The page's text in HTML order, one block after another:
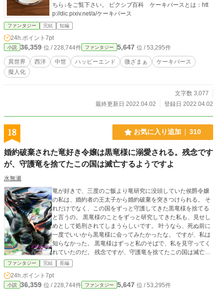
ちら↓をご覧下さい。 ピクシブ百科 ケーキバースとは：htt
p://dic.pixiv.net/a/ケーキバース
ファンタジー 完結 短編
24h.ポイント 7pt
小説 36,359 位 / 228,744件 ファンタジー 5,647 位 / 53,295件
異世界 西洋 中世 ハッピーエンド 微ざまぁ
ケーキバース
擬人化
文字数 3,077
最終更新日 2022.04.02
登録日 2022.04.02
18 お気に入り追加 310
婚約破棄された竜好き令嬢は黒竜様に溺愛される。残念です
が、守護竜を捨てたこの国は滅亡するようですよ
水無瀬
竜が好きで、三度のご飯より竜研究に没頭していた侯爵令嬢
の私は、婚約者の王太子から婚約破棄を突きつけられる。 そ
れだけでなく、この国をずっと守護してきた黒竜様を捨てる
と言うの。 黒竜様のことをずっと研究してきた私も、見せし
めとして処刑されてしまうらしいです。 叶うなら、死ぬ前に
一度でいいから黒竜様に会ってみたかったな。 ですが、私は
知らなかった。 黒竜様はずっと私のそばで、私を見守ってく
れていたのだ。 残念ですが、守護竜を捨てたこの国は滅亡す
るようですよ？
ファンタジー 完結 長編
24h.ポイント 7pt
小説 36,359 位 / 228,744件 ファンタジー 5,647 位 / 53,295件